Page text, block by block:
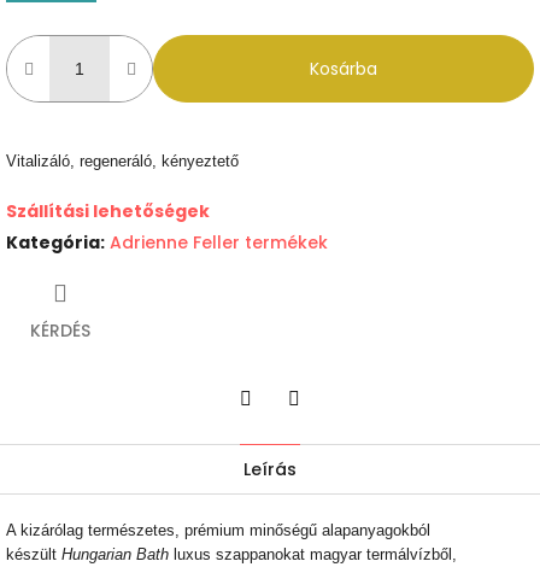
Kosárba
Vitalizáló, regeneráló, kényeztető
Szállítási lehetőségek
Kategória: Adrienne Feller termékek
KÉRDÉS
Leírás
A kizárólag természetes, prémium minőségű alapanyagokból
készült Hungarian Bath luxus szappanokat magyar termálvízből,